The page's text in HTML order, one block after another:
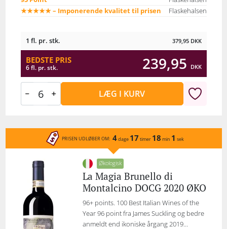
★★★★★ – Imponerende kvalitet til prisen
Flaskehalsen
1 fl. pr. stk. 379,95 DKK
BEDSTE PRIS
6 fl. pr. stk. 239,95 DKK
LÆG I KURV
PRISEN UDLØBER OM: 4dage 17 timer 18 min 1 sek
Økologisk
La Magia Brunello di
Montalcino DOCG 2020 ØKO
96+ points. 100 Best Italian Wines of the
Year 96 point fra James Suckling og bedre
anmeldt end ikoniske årgang 2019…